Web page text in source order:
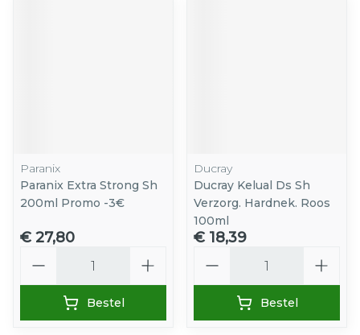
Paranix
Paranix Extra Strong Sh
200ml Promo -3€
€ 27,80
Bestel
Ducray
Ducray Kelual Ds Sh
Verzorg. Hardnek. Roos
100ml
€ 18,39
Bestel